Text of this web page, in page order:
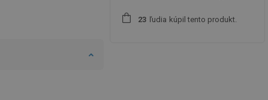
23 ľudia kúpil tento produkt.